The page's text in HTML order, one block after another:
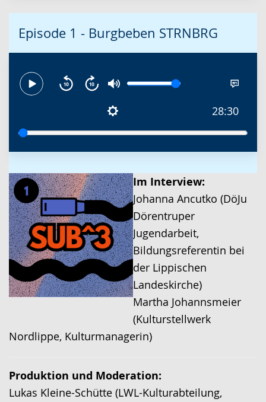
Episode 1 - Burgbeben STRNBRG
28:30
Im Interview:
Johanna Ancutko (DöJu
Dörentruper
Jugendarbeit,
Bildungsreferentin bei
der Lippischen
Landeskirche)
Martha Johannsmeier
(Kulturstellwerk
Nordlippe, Kulturmanagerin)
Produktion und Moderation:
Lukas Kleine-Schütte (LWL-Kulturabteilung,